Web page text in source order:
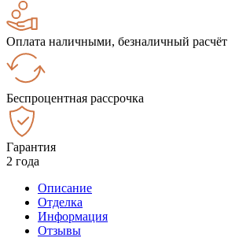
Оплата наличными, безналичный расчёт
Беспроцентная рассрочка
Гарантия
2 года
Описание
Отделка
Информация
Отзывы